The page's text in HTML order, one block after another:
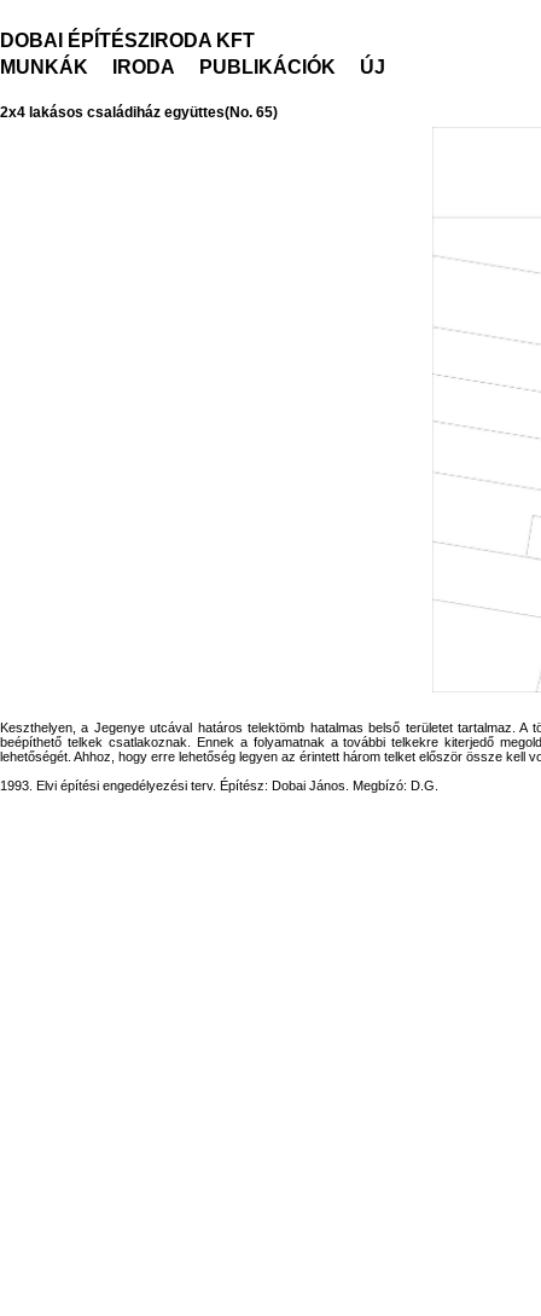
DOBAI ÉPÍTÉSZIRODA KFT
MUNKÁK
IRODA PUBLIKÁCIÓK ÚJ
2x4 lakásos családiház együttes(No. 65)
Keszthelyen, a Jegenye utcával határos telektömb hatalmas belső területet tartalmaz.
beépíthető telkek csatlakoznak. Ennek a folyamatnak a további telkekre kiterjedő
lehetőségét. Ahhoz, hogy erre lehetőség legyen az érintett három telket először össze kell
1993. Elvi építési engedélyezési terv. Építész: Dobai János. Megbízó: D.G.